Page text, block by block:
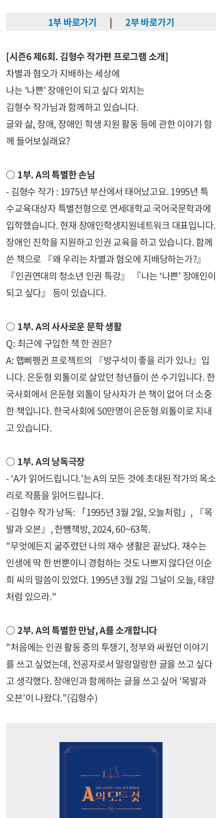
1부 바로가기 |2부 바로가기
[시즌6 제6회. 김형수 작가편 프로그램 소개]
차별과 혐오가 지배하는 세상에
나는 '나쁜' 장애인이 되고 싶다 외치는
김형수 작가님과 함께하고 있습니다.
글와 삶, 장애, 장애인 학생 지원 활동 등에 관한 이야기 함
께 들어보실래요?
○ 1부.A의 특별한 손님
- 김형수 작가 : 1975년 부산에서 태어났고요. 1995년 특
수교육대상자 특별전형으로 연세대학교 국어국문학과에
입학했습니다. 현재 장애인학생지원네트워크 대표입니다.
장애인 진학을 지원하고 인권 교육을 하고 있습니다. 함께
쓴 책으로 『왜 우리는 차별과 혐오에 지배당하는가?』
『인권연대의 청소년 인권 특강』 『나는 ‘나쁜’ 장애인이
되고 싶다』 등이 있습니다.
○ 1부.A의 사사로운 문학 생활
Q: 최근에 구입한 책 한 권은?
A: 햅삐펭귄 프로젝트의 『방구석이 좋을 리가 있나』입
니다. 은둔형 외톨이로 살았던 청년들이 쓴 수기입니다. 한
국사회에서 은둔형 외톨이 당사자가 쓴 책이 없어 더 소중
한 책입니다. 한국사회에 50만명이 은둔형 외톨이로 지내
고 있습니다.
○ 1부.A의 낭독극장
- ‘A가 읽어드립니다.’는 A의 모든 것에 초대된 작가의 목소
리로 작품을 읽어드립니다.
- 김형수 작가 낭독: 「1995년 3월 2일, 오늘처럼」, 『목
발과 오븐』, 한뼘책방, 2024, 60~63쪽.
"무엇에든지 굶주렸던 나의 재수 생활은 끝났다. 재수는
인생에 딱 한 번뿐이니 경험하는 것도 나쁘지 않다던 이순
희 씨의 말씀이 있었다. 1995년 3월 2일 그날이 오늘, 태양
처럼 있으라."
○ 2부. A의 특별한 만남, A를 소개합니다
"처음에는 인권 활동 중의 투쟁기, 정부와 싸웠던 이야기
를 쓰고 싶었는데, 전공자로서 말랑말랑한 글을 쓰고 싶다
고 생각했다. 장애인과 함께하는 글을 쓰고 싶어 '목발과
오븐'이 나왔다.”(김형수)